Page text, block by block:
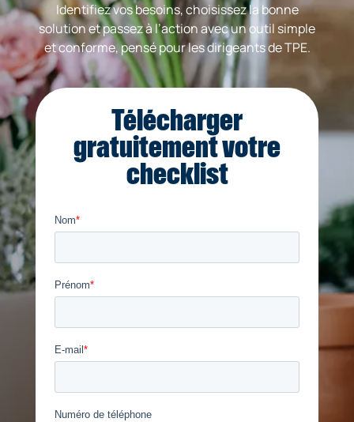
Identifiez vos besoins, choisissez la bonne
solution et passez à l’action avec un outil simple
et conforme, pensé pour les dirigeants de TPE.
Télécharger
gratuitement votre
checklist